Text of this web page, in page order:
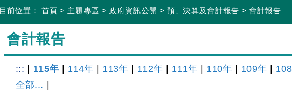
目前位置： 首頁 > 主題專區 >政府資訊公開 >預、決算及會計報告 >會計報告
:::
會計報告
::: 115年 114年 113年 112年 111年 110年 109年
全部...